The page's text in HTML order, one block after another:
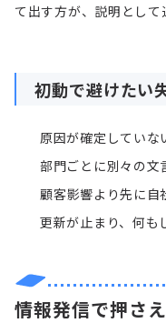
て出す方が、説明として
初動で避けたい
原因が確定していな
部門ごとに別々の文
顧客影響より先に自
更新が止まり、何も
情報発信で押さ